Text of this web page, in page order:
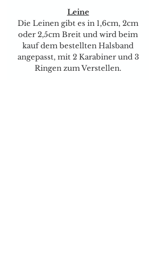
Leine
Die Leinen gibt es in 1,6cm, 2cm
oder 2,5cm Breit und wird beim
kauf dem bestellten Halsband
angepasst, mit 2 Karabiner und 3
Ringen zum Verstellen.